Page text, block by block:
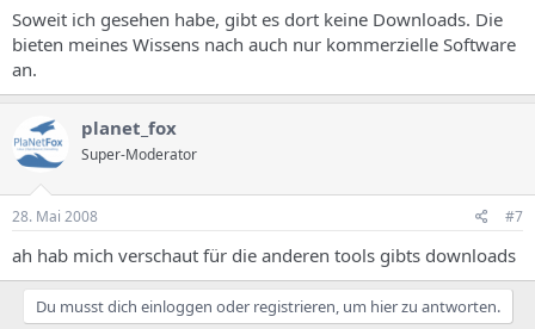
Soweit ich gesehen habe, gibt es dort keine Downloads. Die
bieten meines Wissens nach auch nur kommerzielle Software
an.
planet_fox
Super-Moderator
28. Mai 2008 #7
ah hab mich verschaut für die anderen tools gibts downloads
Du musst dich einloggen oder registrieren, um hier zu antworten.